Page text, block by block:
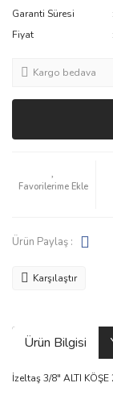
Garanti Süresi
Fiyat
Kargo bedava
Ürün Paylaş :
Karşılaştır
Ürün Bilgisi
İzeltaş 3/8" ALTI